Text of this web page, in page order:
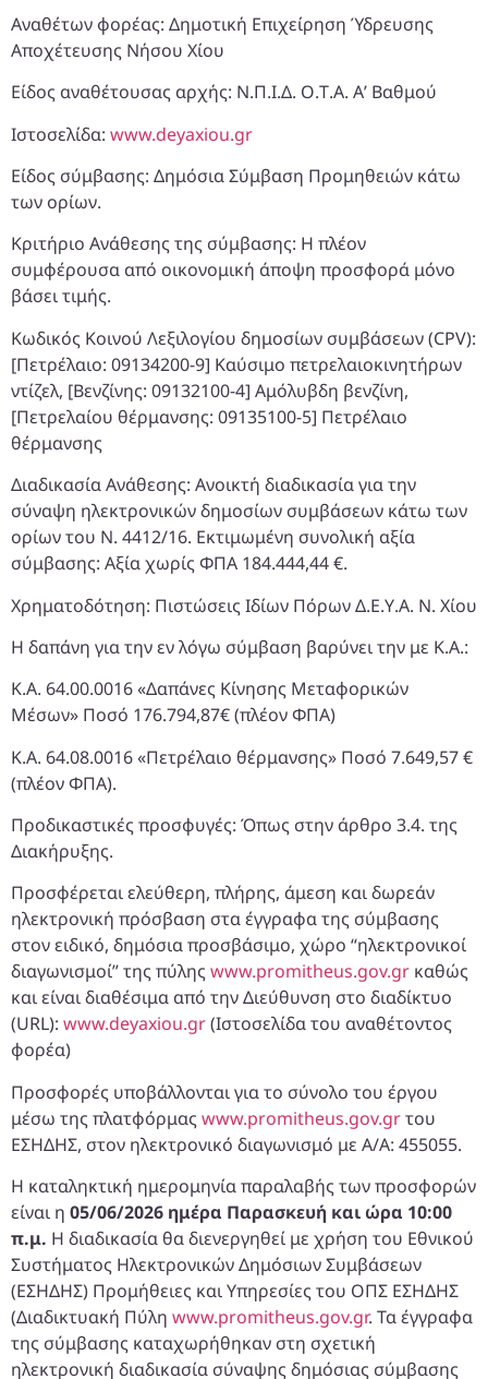
Αναθέτων φορέας: Δημοτική Επιχείρηση Ύδρευσης
Αποχέτευσης Νήσου Χίου
Είδος αναθέτουσας αρχής: Ν.Π.Ι.Δ. Ο.Τ.Α. Α’ Βαθμού
Ιστοσελίδα: www.deyaxiou.gr
Είδος σύμβασης: Δημόσια Σύμβαση Προμηθειών κάτω
των ορίων.
Κριτήριο Ανάθεσης της σύμβασης: Η πλέον
συμφέρουσα από οικονομική άποψη προσφορά μόνο
βάσει τιμής.
Κωδικός Κοινού Λεξιλογίου δημοσίων συμβάσεων (CPV):
[Πετρέλαιο: 09134200-9] Καύσιμο πετρελαιοκινητήρων
ντίζελ, [Βενζίνης: 09132100-4] Αμόλυβδη βενζίνη,
[Πετρελαίου θέρμανσης: 09135100-5] Πετρέλαιο
θέρμανσης
Διαδικασία Ανάθεσης: Ανοικτή διαδικασία για την
σύναψη ηλεκτρονικών δημοσίων συμβάσεων κάτω των
ορίων του Ν. 4412/16. Εκτιμωμένη συνολική αξία
σύμβασης: Αξία χωρίς ΦΠΑ 184.444,44 €.
Χρηματοδότηση: Πιστώσεις Ιδίων Πόρων Δ.Ε.Υ.Α. Ν. Χίου
Η δαπάνη για την εν λόγω σύμβαση βαρύνει την με Κ.Α.:
Κ.Α. 64.00.0016 «Δαπάνες Κίνησης Μεταφορικών
Μέσων» Ποσό 176.794,87€ (πλέον ΦΠΑ)
Κ.Α. 64.08.0016 «Πετρέλαιο θέρμανσης» Ποσό 7.649,57 €
(πλέον ΦΠΑ).
Προδικαστικές προσφυγές: Όπως στην άρθρο 3.4. της
Διακήρυξης.
Προσφέρεται ελεύθερη, πλήρης, άμεση και δωρεάν
ηλεκτρονική πρόσβαση στα έγγραφα της σύμβασης
στον ειδικό, δημόσια προσβάσιμο, χώρο “ηλεκτρονικοί
διαγωνισμοί” της πύληςwww.promitheus.gov.gr καθώς
και είναι διαθέσιμα από την Διεύθυνση στο διαδίκτυο
(URL): www.deyaxiou.gr(Ιστοσελίδα του αναθέτοντος
φορέα)
Προσφορές υποβάλλονται για το σύνολο του έργου
μέσω της πλατφόρμας www.promitheus.gov.grτου
ΕΣΗΔΗΣ, στον ηλεκτρονικό διαγωνισμό με Α/Α: 455055.
Η καταληκτική ημερομηνία παραλαβής των προσφορών
είναι η 05/06/2026 ημέρα Παρασκευή και ώρα 10:00
π.μ. Η διαδικασία θα διενεργηθεί με χρήση του Εθνικού
Συστήματος Ηλεκτρονικών Δημόσιων Συμβάσεων
(ΕΣΗΔΗΣ) Προμήθειες και Υπηρεσίες του ΟΠΣ ΕΣΗΔΗΣ
(Διαδικτυακή Πύλη www.promitheus.gov.gr. Τα έγγραφα
της σύμβασης καταχωρήθηκαν στη σχετική
ηλεκτρονική διαδικασία σύναψης δημόσιας σύμβασης